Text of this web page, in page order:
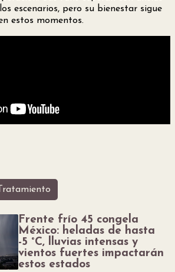
escenarios, pero su bienestar sigue
estos momentos.
Frente frío 45 congela
México: heladas de hasta
-5 °C, lluvias intensas y
vientos fuertes impactarán
estos estados